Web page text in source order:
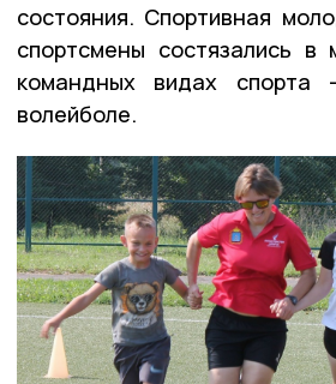
состояния. Спортивная
спортсмены состязались в
командных видах спорта
волейболе.